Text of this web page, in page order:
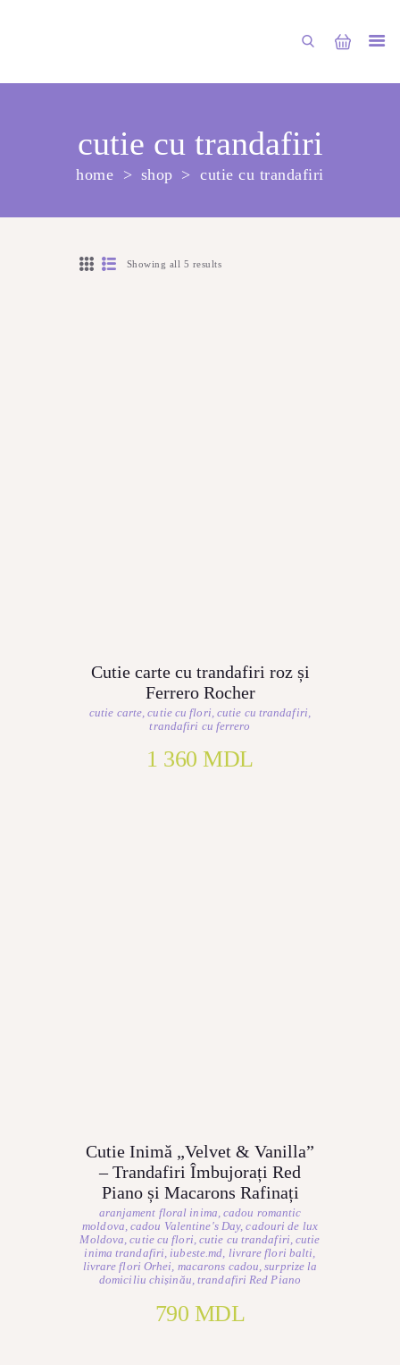
cutie cu trandafiri
home shop cutie cu trandafiri
ГЛАВНАЯ
МАГАЗИН
Showing all 5 results
Cutie carte cu trandafiri roz și
Ferrero Rocher
cutie carte ,cutie cu flori cutie cu trandafiri
trandafiri cu ferrero
1 360MDL
Cutie Inimă „Velvet & Vanilla”
– Trandafiri Îmbujorați Red
Piano și Macarons Rafinați
aranjament floral inima,cadou romantic
moldova,cadou Valentine's Day,cadouri de lux
Moldova,cutie cu flori, cutie cu trandafiri,cutie
inima trandafiri,iubeste.md, livrare flori balti,
livrare flori Orhei, macarons cadou,surprize la
domiciliu chișinău, trandafiri Red Piano
790 MDL